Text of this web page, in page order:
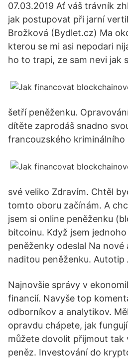
07.03.2019 Ať váš trávník
jak postupovat při jarní
Brožková (Bydlet.cz) Ma
kterou se mi asi nepodari
ho to trapi, ze sam nevi jak
šetří peněženku.
dítěte zaprodáš snadno
francouzského kriminálního
své veliko Zdravím. Chtěl
tomto oboru začínám. A
jsem si online peněženku
bitcoinu. Když jsem
peněženky odeslal Na
naditou peněženku. Autotip
Najnovšie správy v
financií. Navyše top
odborníkov a analytikov.
opravdu chápete, jak
můžete dovolit přijmout
peněz. Investování do